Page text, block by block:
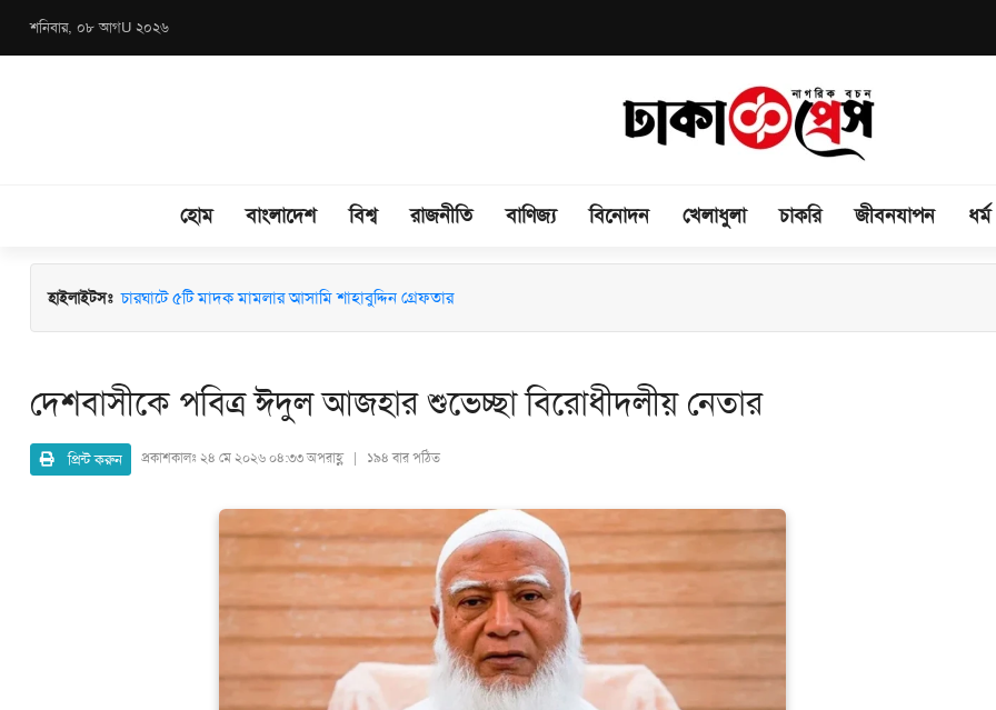
শনিবার, ০৮ আগU ২০২৬
হোম বাংলাদেশ বিশ্ব রাজনীতি বাণিজ্য বিনোদন খেলাধুলা চাকরি জীবনযাপন ধর্ম
হাইলাইটসঃ চারঘাটে ৫টি মাদক মামলার আসামি শাহাবুদ্দিন গ্রেফতার
দেশবাসীকে পবিত্র ঈদুল আজহার শুভেচ্ছা বিরোধীদলীয় নেতার
প্রিন্ট করুন প্রকাশকালঃ ২৪ মে ২০২৬ ০৪:৩৩ অপরাহ্ণ | ১৯৪ বার পঠিত